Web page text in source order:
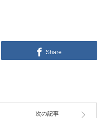
Share
次の記事